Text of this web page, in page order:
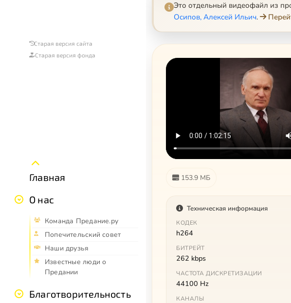
Старая версия сайта
Старая версия фонда
Главная
О нас
Команда Предание.ру
Попечительский совет
Наши друзья
Известные люди о
Предании
Благотворительность
Это отдельный видеофайл из
Осипов, Алексей Ильич.
153.9 МБ
Техническая информация
КОДЕК
h264
БИТРЕЙТ
262 kbps
ЧАСТОТА ДИСКРЕТИЗАЦИИ
44100 Hz
КАНАЛЫ